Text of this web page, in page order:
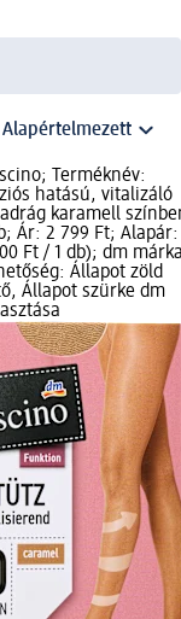
Terméknév:
hatású, vitalizáló
karamell
Ár: 2 799 Ft; Alapár:
Ft / 1 db); dm
Állapot zöld
Állapot szürke dm